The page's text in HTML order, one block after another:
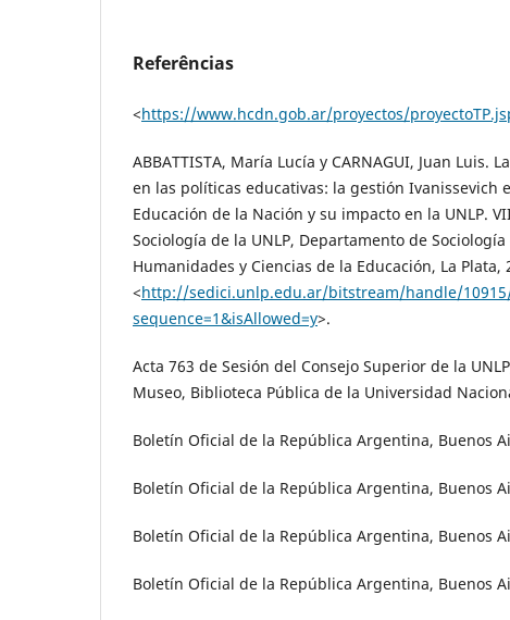
Referências
<https://www.hcdn.gob.ar/proyectos/
ABBATTISTA, María Lucía y CARNAGUI, Juan Luis.
en las políticas educativas: la gestión Ivanissevich
Educación de la Nación y su impacto en la UNLP.
Sociología de la UNLP, Departamento de
Humanidades y Ciencias de la Educación, La Plata,
<http://sedici.unlp.edu.ar/bitstream/handle/
sequence=1&isAllowed=y>.
Acta 763 de Sesión del Consejo Superior de la
Museo, Biblioteca Pública de la Universidad
Boletín Oficial de la República Argentina, Buenos
Boletín Oficial de la República Argentina, Buenos
Boletín Oficial de la República Argentina, Buenos
Boletín Oficial de la República Argentina, Buenos